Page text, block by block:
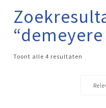
Toont alle 4 resultaten